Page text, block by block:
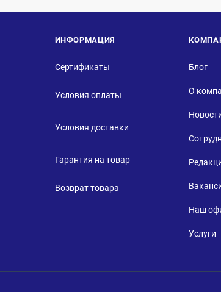
ИНФОРМАЦИЯ
Сертификаты
Условия оплаты
Условия доставки
Гарантия на товар
Возврат товара
Блог
О
Наш
Услуги